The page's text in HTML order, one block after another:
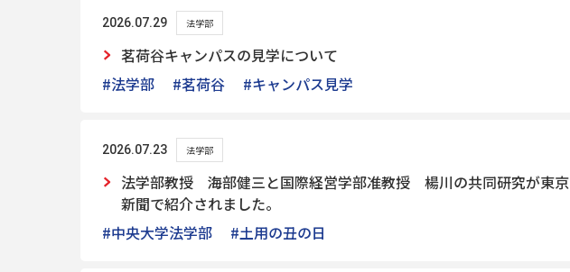
2026.07.29 法学部
茗荷谷キャンパスの見学について
#法学部
#茗荷谷 #キャンパス見学
2026.07.23 法学部
法学部教授 海部健三と国際経営学部准教授 楊川の共同研究が東京
新聞で紹介されました。
#中央大学法学部
#土用の丑の日